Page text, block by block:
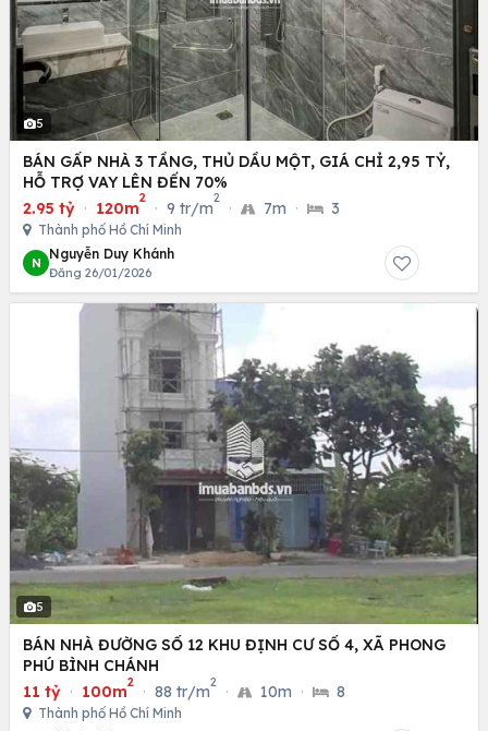
5
BÁN GẤP NHÀ 3 TẦNG, THỦ DẦU MỘT, GIÁ CHỈ 2,95 TỶ,
HỖ TRỢ VAY LÊN ĐẾN 70%
2.95 tỷ · 120m
2
· 9 tr/m
2
· 7m · 3
Thành phố Hồ Chí Minh
N
Nguyễn Duy Khánh
Đăng 26/01/2026
5
BÁN NHÀ ĐƯỜNG SỐ 12 KHU ĐỊNH CƯ SỐ 4, XÃ PHONG
PHÚ BÌNH CHÁNH
11 tỷ · 100m
2
· 88 tr/m
2
· 10m · 8
Thành phố Hồ Chí Minh